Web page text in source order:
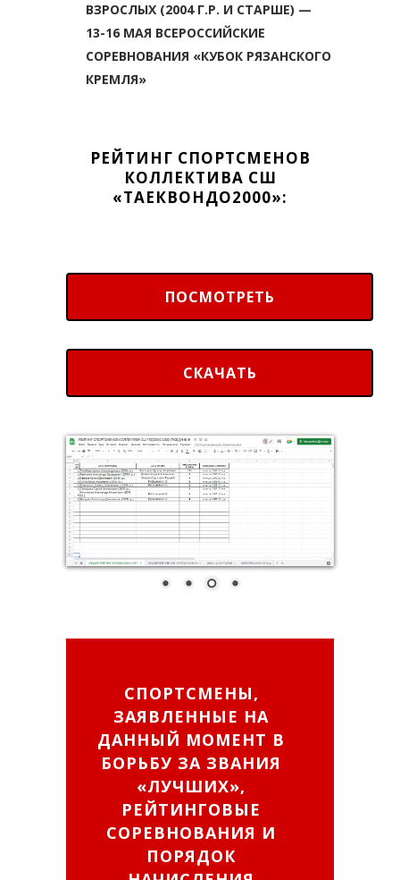
ВЗРОСЛЫХ (2004 Г.Р. И СТАРШЕ) —
13-16 МАЯ ВСЕРОССИЙСКИЕ
СОРЕВНОВАНИЯ «КУБОК РЯЗАНСКОГО
КРЕМЛЯ»
РЕЙТИНГ СПОРТСМЕНОВ
КОЛЛЕКТИВА СШ
«ТАЕКВОНДО2000»:
ПОСМОТРЕТЬ
СКАЧАТЬ
СПОРТСМЕНЫ,
ЗАЯВЛЕННЫЕ НА
ДАННЫЙ МОМЕНТ В
БОРЬБУ ЗА ЗВАНИЯ
«ЛУЧШИХ»,
РЕЙТИНГОВЫЕ
СОРЕВНОВАНИЯ И
ПОРЯДОК